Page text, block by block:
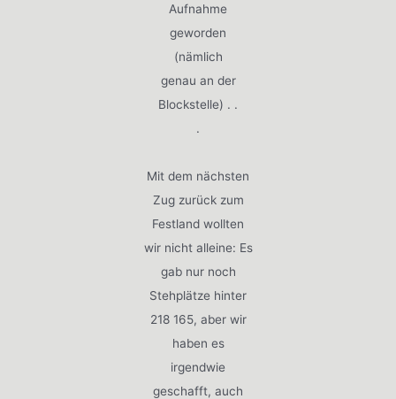
Aufnahme
geworden
(nämlich
genau an der
Blockstelle) . .
.
Mit dem nächsten
Zug zurück zum
Festland wollten
wir nicht alleine: Es
gab nur noch
Stehplätze hinter
218 165, aber wir
haben es
irgendwie
geschafft, auch